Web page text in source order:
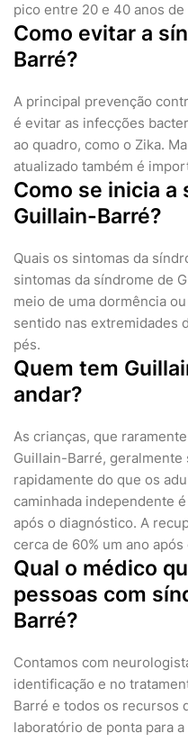
pico entre 20 e 40 anos de
Como evitar a
Barré?
A principal prevenção
é evitar as infecções
ao quadro, como o Zika.
atualizado também é
Como se inicia a
Guillain-Barré?
Quais os sintomas da
sintomas da síndrome de
meio de uma dormência
sentido nas extremidades
pés.
Quem tem
andar?
As crianças, que
Guillain-Barré, geralmente
rapidamente do que os
caminhada independente
após o diagnóstico. A
cerca de 60% um ano
Qual o médico
pessoas com
Barré?
Contamos com
identificação e no
Barré e todos os recursos
laboratório de ponta para